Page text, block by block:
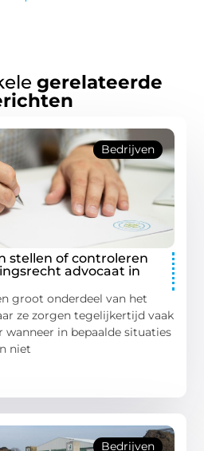
gerelateerde
Bedrijven
stellen of controleren
advocaat in
groot onderdeel van het
ze zorgen tegelijkertijd vaak
wanneer in bepaalde situaties
niet
Bedrijven